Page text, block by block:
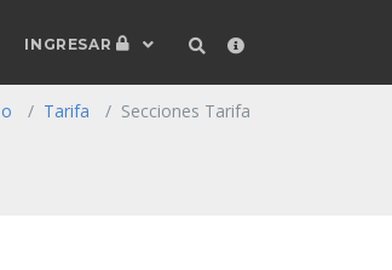
INGRESAR
Tarifa Secciones Tarifa